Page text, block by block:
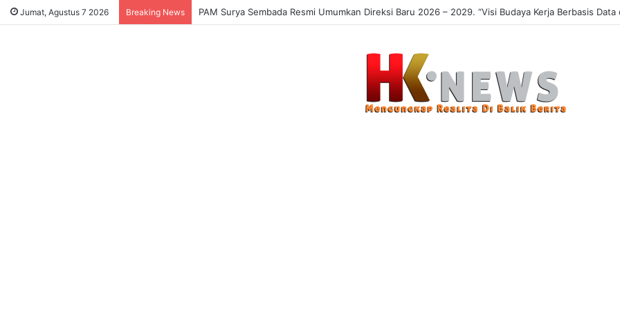
Jumat, Agustus 7 2026 Breaking News Sukses Tekan Bansos Salah Sasaran, Uji Coba Perlinsos Digital di Surabaya Hampir 100 Persen